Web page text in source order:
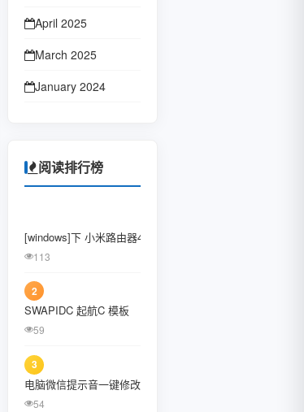
April 2025
March 2025
January 2024
June 2022
January 2022
August 2021
February 2021
December 2020
阅读排行榜
[windows]下 小米路由器4C刷入openwrt固件
113
2
SWAPIDC 起航C 模板
59
3
电脑微信提示音一键修改工具、提示音替换工具
54